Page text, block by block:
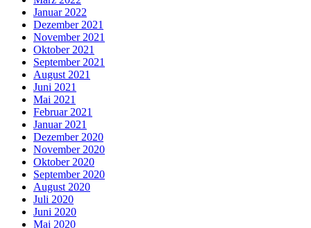
Januar 2022
Dezember 2021
November 2021
Oktober 2021
September 2021
August 2021
Juni 2021
Mai 2021
Februar 2021
Januar 2021
Dezember 2020
November 2020
Oktober 2020
September 2020
August 2020
Juli 2020
Juni 2020
Mai 2020